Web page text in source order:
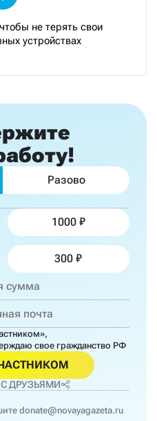
не терять свои
устройствах
Разово
1000
300
свое гражданство РФ
ДРУЗЬЯМИ
donate@novayagazeta.ru